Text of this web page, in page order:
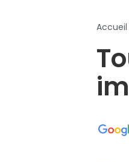
Accueil